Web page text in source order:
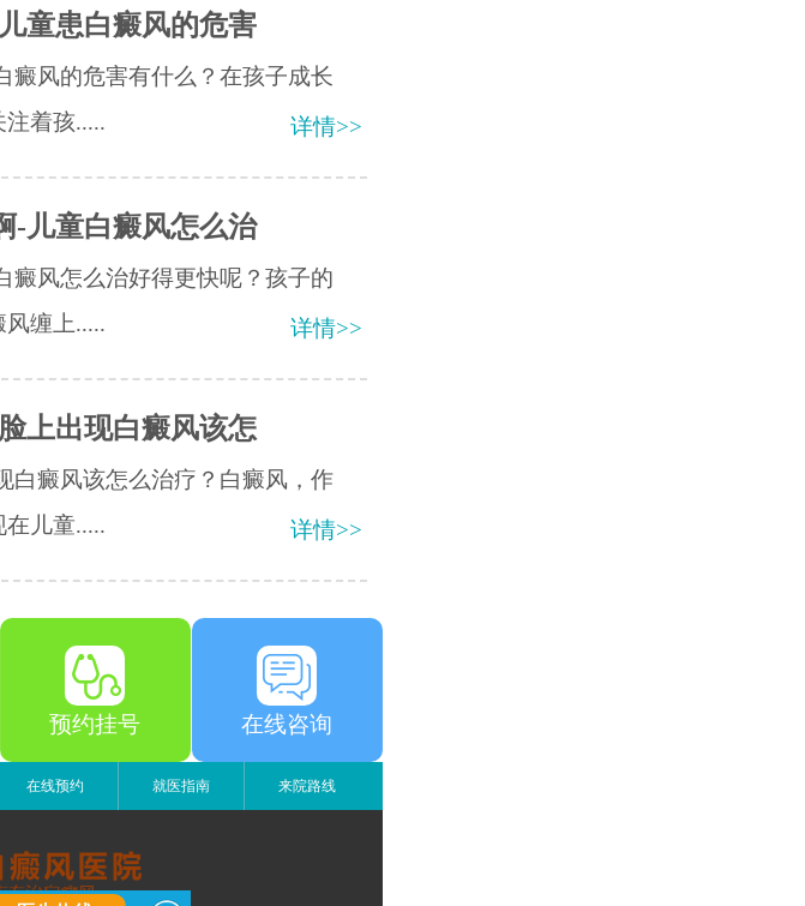
童患白癜风的危害
癜风的危害有什么？在孩子成长
着孩.....
详情>>
-儿童白癜风怎么治
癜风怎么治好得更快呢？孩子的
缠上.....
详情>>
上出现白癜风该怎
白癜风该怎么治疗？白癜风，作
儿童.....
详情>>
预约挂号 在线咨询
在线预约 就医指南 来院路线